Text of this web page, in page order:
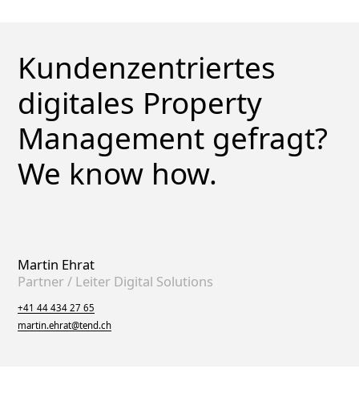
Kundenzentriertes
digitales Property
Management gefragt?
We know how.
Martin Ehrat
Partner / Leiter Digital Solutions
Telefon
+41 44 434 27 65
E-Mail
martin.ehrat@tend.ch